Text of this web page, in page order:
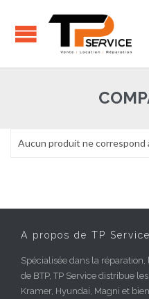
Aucun produit ne correspond
A propos de TP Service
Spécialisée dans la
de BTP, TP Service distribue
Kramer, Hyundai, Magni et